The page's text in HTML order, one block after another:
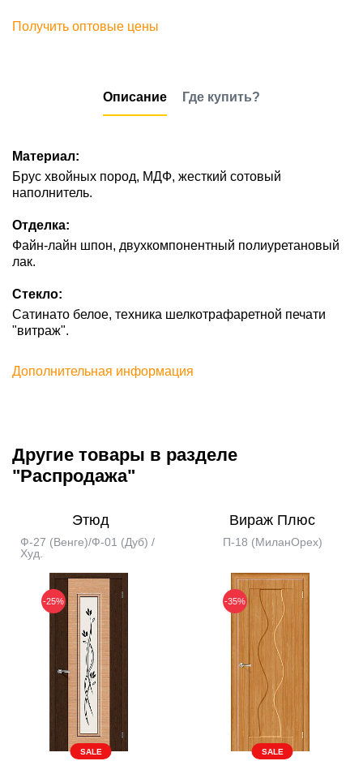
Получить оптовые цены
Описание Где купить?
Материал:
Брус хвойных пород, МДФ, жесткий сотовый
наполнитель.
Отделка:
Файн-лайн шпон, двухкомпонентный полиуретановый
лак.
Стекло:
Сатинато белое, техника шелкотрафаретной печати
"витраж".
Дополнительная информация
Другие товары в разделе
"Распродажа"
Этюд
Ф-27 (Венге)/Ф-01 (Дуб) /
Худ.
-25%
SALE
Вираж Плюс
П-18 (МиланОрех)
-35%
SALE